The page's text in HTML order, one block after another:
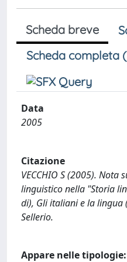
Scheda breve
Scheda completa
Data
2005
Citazione
VECCHIO S (2005). Nota
linguistico nella "Storia
di), Gli italiani e la lingua
Sellerio.
Appare nelle tipologie: